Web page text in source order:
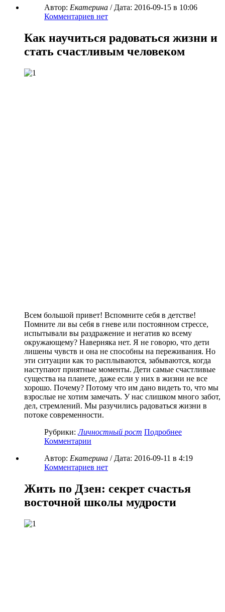
Автор: Екатерина / Дата: 2016-09-15 в 10:06
Комментариев нет
Как научиться радоваться жизни и
стать счастливым человеком
Всем большой привет! Вспомните себя в детстве!
Помните ли вы себя в гневе или постоянном стрессе,
испытывали вы раздражение и негатив ко всему
окружающему? Наверняка нет. Я не говорю, что дети
лишены чувств и она не способны на переживания. Но
эти ситуации как то расплываются, забываются, когда
наступают приятные моменты. Дети самые счастливые
существа на планете, даже если у них в жизни не все
хорошо. Почему? Потому что им дано видеть то, что мы
взрослые не хотим замечать. У нас слишком много забот,
дел, стремлений. Мы разучились радоваться жизни в
потоке современности.
Рубрики: Личностный рост Подробнее
Комментарии
Автор: Екатерина / Дата: 2016-09-11 в 4:19
Комментариев нет
Жить по Дзен: секрет счастья
восточной школы мудрости